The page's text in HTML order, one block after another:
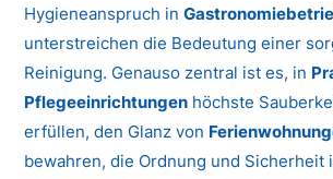
Hygieneanspruch in
unterstreichen die Bedeutung einer
Reinigung. Genauso zentral ist es, in
Pflegeeinrichtungen höchste
erfüllen, den Glanz von
bewahren, die Ordnung und Sicherheit